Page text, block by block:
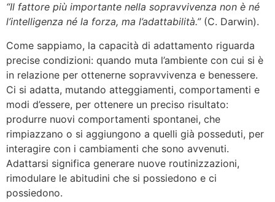
“Il fattore più importante nella sopravvivenza non è né
l’intelligenza né la forza, ma l’adattabilità.”(C. Darwin).
Come sappiamo, la capacità di adattamento riguarda
precise condizioni: quando muta l’ambiente con cui si è
in relazione per ottenerne sopravvivenza e benessere.
Ci si adatta, mutando atteggiamenti, comportamenti e
modi d’essere, per ottenere un preciso risultato:
produrre nuovi comportamenti spontanei, che
rimpiazzano o si aggiungono a quelli già posseduti, per
interagire con i cambiamenti che sono avvenuti.
Adattarsi significa generare nuove routinizzazioni,
rimodulare le abitudini che si possiedono e ci
possiedono.